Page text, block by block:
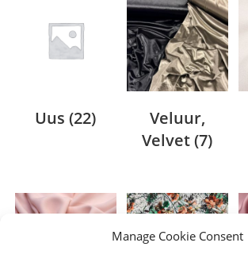
Manage Cookie Consent
Uus(22)
Veluur,
Velvet(7)